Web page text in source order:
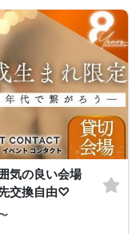
気の良い会場
交換自由♡